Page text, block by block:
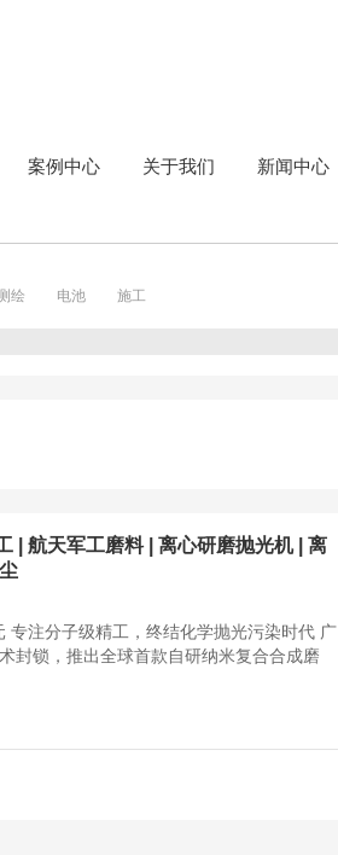
案例中心 关于我们 新闻中心
绘 电池 施工
| 航天军工磨料 | 离心研磨抛光机 | 离
专注分子级精工，终结化学抛光污染时代 广
封锁，推出全球首款自研纳米复合合成磨